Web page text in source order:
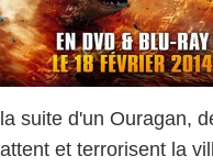
suite d'un Ouragan,
et terrorisent la